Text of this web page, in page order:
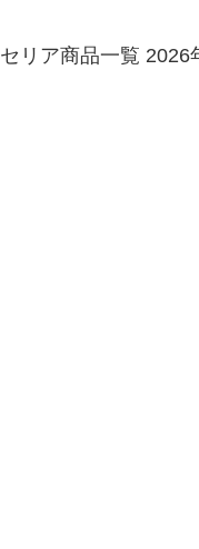
セリア商品一覧 2026